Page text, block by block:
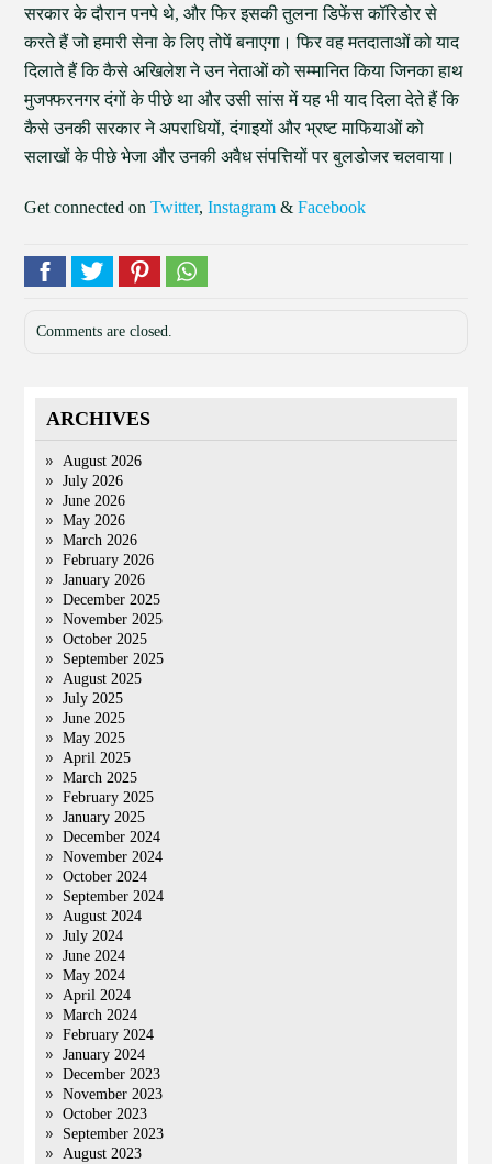
सरकार के दौरान पनपे थे, और फिर इसकी तुलना डिफेंस कॉरिडोर से
करते हैं जो हमारी सेना के लिए तोपें बनाएगा। फिर वह मतदाताओं को याद
दिलाते हैं कि कैसे अखिलेश ने उन नेताओं को सम्मानित किया जिनका हाथ
मुजफ्फरनगर दंगों के पीछे था और उसी सांस में यह भी याद दिला देते हैं कि
कैसे उनकी सरकार ने अपराधियों, दंगाइयों और भ्रष्ट माफियाओं को
सलाखों के पीछे भेजा और उनकी अवैध संपत्तियों पर बुलडोजर चलवाया।
Get connected onTwitter,Instagram &Facebook
Comments are closed.
ARCHIVES
August 2026
July 2026
June 2026
May 2026
March 2026
February 2026
January 2026
December 2025
November 2025
October 2025
September 2025
August 2025
July 2025
June 2025
May 2025
April 2025
March 2025
February 2025
January 2025
December 2024
November 2024
October 2024
September 2024
August 2024
July 2024
June 2024
May 2024
April 2024
March 2024
February 2024
January 2024
December 2023
November 2023
October 2023
September 2023
August 2023